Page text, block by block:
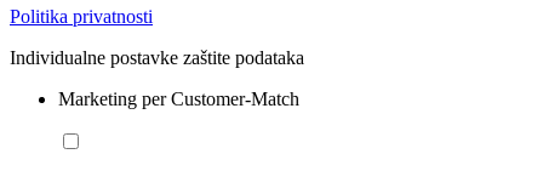
Politika privatnosti
Individualne postavke zaštite podataka
Marketing per Customer-Match